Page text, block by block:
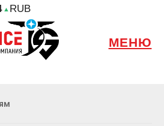
МЕНЮ